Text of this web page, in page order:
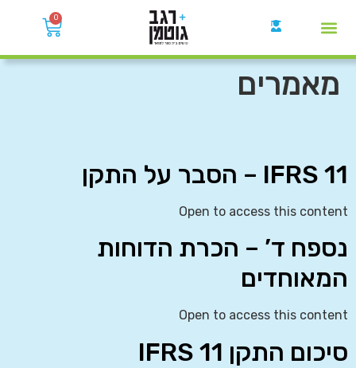
0
מאמרים
IFRS 11 – הסבר על התקן
Open to access this content
נספח ד’ – הכרת הדוחות
המאוחדים
Open to access this content
סיכום התקן IFRS 11